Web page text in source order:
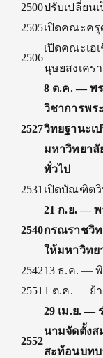
2500ปรับเปลี่ยน
2505เปิดคณะครุ
2506
เปิดคณะเอ
นุษยสงเคร
2527
8 ต.ค. — พ
วิชาการพร
วิทยฐานะเ
มหาวิทยาลั
ทั่วไป
2531 เปิดบัณฑิตวิ
2540
21 ก.ย. —
กรณราชวิท
ให้มหาวิทย
254213 ธ.ค. —
2551 1 ต.ค. — ย้
2552
29 เม.ย. —
นามจัดตั้ง
สะท้อนบทบ